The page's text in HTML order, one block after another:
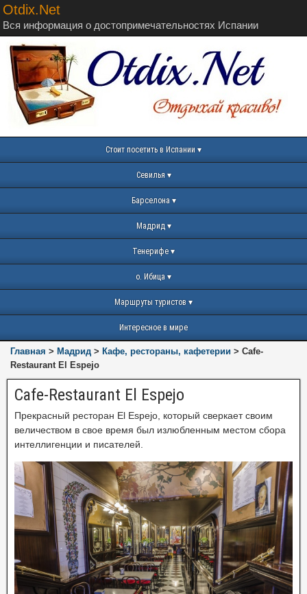
Otdix.Net
Вся информация о достопримечательностях Испании
Стоит посетить в Испании
Севилья
Барселона
Мадрид
Тенерифе
о. Ибица
Маршруты туристов
Интересное в мире
Главная > Мадрид > Кафе, рестораны, кафетерии > Cafe-
Restaurant El Espejo
Cafe-Restaurant El Espejo
Прекрасный ресторан El Espejo, который сверкает своим
величеством в свое время был излюбленным местом сбора
интеллигенции и писателей.